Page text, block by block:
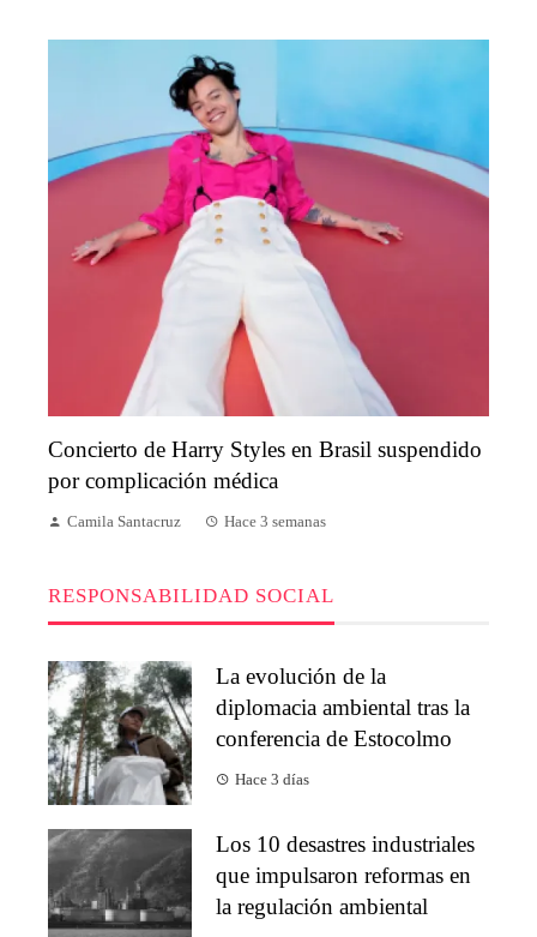
Concierto de Harry Styles en Brasil suspendido
por complicación médica
Camila Santacruz Hace 3 semanas
RESPONSABILIDAD SOCIAL
La evolución de la
diplomacia ambiental tras la
conferencia de Estocolmo
Hace 3 días
Los 10 desastres industriales
que impulsaron reformas en
la regulación ambiental